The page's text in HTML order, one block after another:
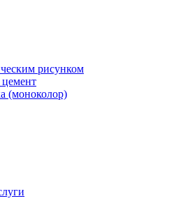
рисунком
(моноколор)